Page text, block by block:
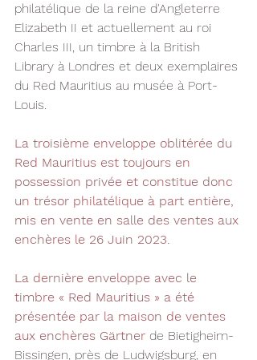
philatélique de la reine d'Angleterre
Elizabeth II et actuellement au roi
Charles III, un timbre à la British
Library à Londres et deux exemplaires
du Red Mauritius au musée à Port-
Louis.
La troisième enveloppe oblitérée du
Red Mauritius est toujours en
possession privée et constitue donc
un trésor philatélique à part entière,
mis en vente en salle des ventes aux
enchères le 26 Juin 2023.
La dernière enveloppe avec le
timbre « Red Mauritius » a été
présentée par la maison de ventes
aux enchères Gärtner de Bietigheim-
Bissingen, près de Ludwigsburg, en